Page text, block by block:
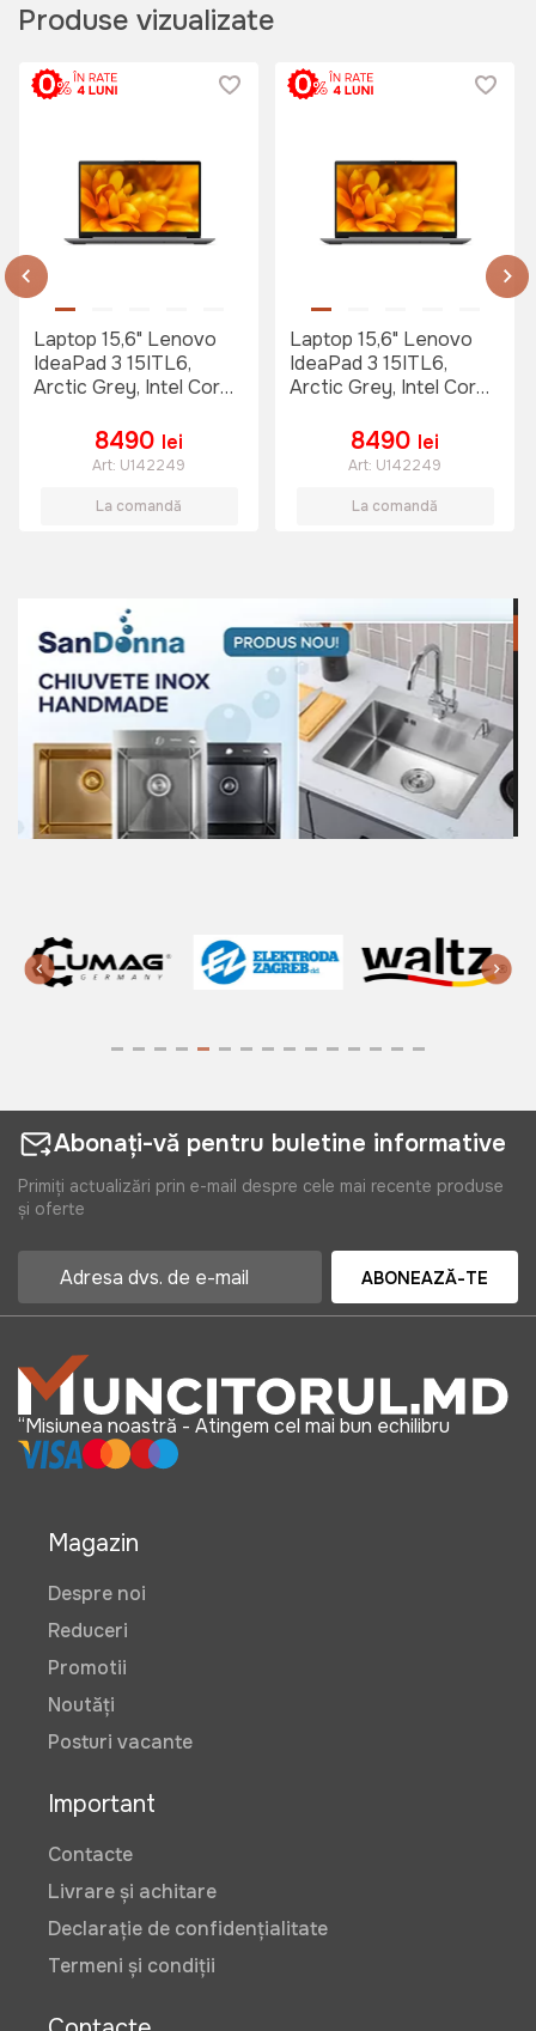
Produse vizualizate
Laptop 15,6" Lenovo
IdeaPad 3 15ITL6,
Arctic Grey, Intel Core
Fără SO8490 lei
Art: U142249
La comandă
Laptop 15,6" Lenovo
IdeaPad 3 15ITL6,
Arctic Grey, Intel Core
Fără SO8490 lei
Art: U142249
La comandă
Abonați-vă pentru buletine informative
Primiți actualizări prin e-mail despre cele mai recente produse
și oferte
ABONEAZĂ-TE
“Misiunea noastră - Atingem cel mai bun echilibru
Magazin
Despre noi
Reduceri
Promotii
Noutăți
Posturi vacante
Important
Contacte
Livrare și achitare
Declarație de confidențialitate
Termeni și condiții